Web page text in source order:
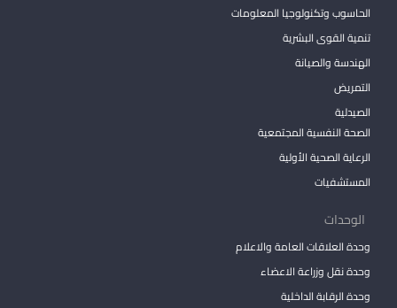
الحاسوب وتكنولوجيا المعلومات
تنمية القوى البشرية
الهندسة والصيانة
التمريض
الصيدلية
الصحة النفسية المجتمعية
الرعاية الصحية الأولية
المستشفيات
الوحدات
وحدة العلاقات العامة والاعلام
وحدة نقل وزراعة الاعضاء
وحدة الرقابة الداخلية